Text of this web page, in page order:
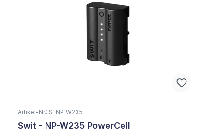
Artikel-Nr.: S-NP-W235
Swit - NP-W235 PowerCell